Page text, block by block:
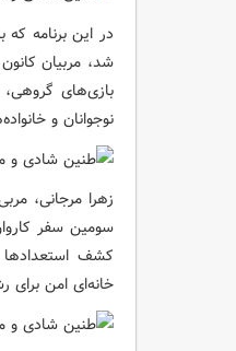
در این برنامه
شد، مربیان
بازی‌های
نوجوانان و
زهرا مرجانی،
سومین سفر
کشف
خانه‌ای امن برای